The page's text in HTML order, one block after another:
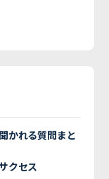
かれる質問まと
クセス